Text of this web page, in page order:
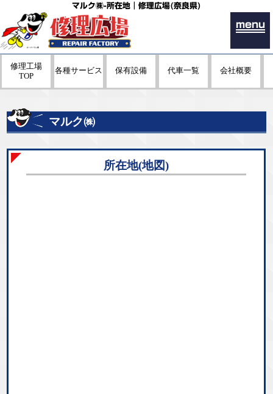
マルク㈱-所在地｜修理広場(奈良県)
menu
修理工場
TOP
各種サービス 保有設備 代車一覧 会社概要
マルク㈱
所在地(地図)